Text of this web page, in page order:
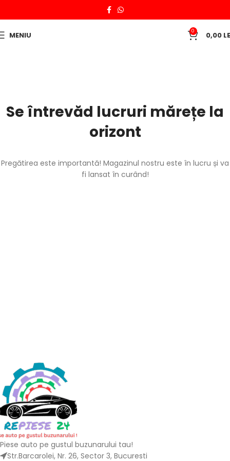
MENIU 0 0,00
Se întrevăd lucruri mărețe la
orizont
Pregătirea este importantă! Magazinul nostru este în lucru și va
fi lansat în curând!
Piese auto pe gustul buzunarului tau!
Str.Barcarolei, Nr. 26, Sector 3, Bucuresti